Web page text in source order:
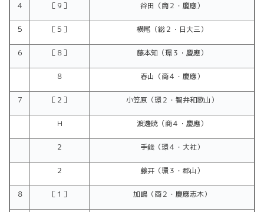
４ ［９］ 谷田（商２・慶應）
５ ［５］ 横尾（総２・日大三）
６ ［８］ 藤本知（環３・慶應）
８ 春山（商４・慶應）
７ ［２］ 小笠原（環２・智弁和歌山）
H 渡邊暁（商４・慶應）
２ 手錢（環４・大社）
２ 藤井（環３・郡山）
８ ［１］ 加嶋（商２・慶應志木）